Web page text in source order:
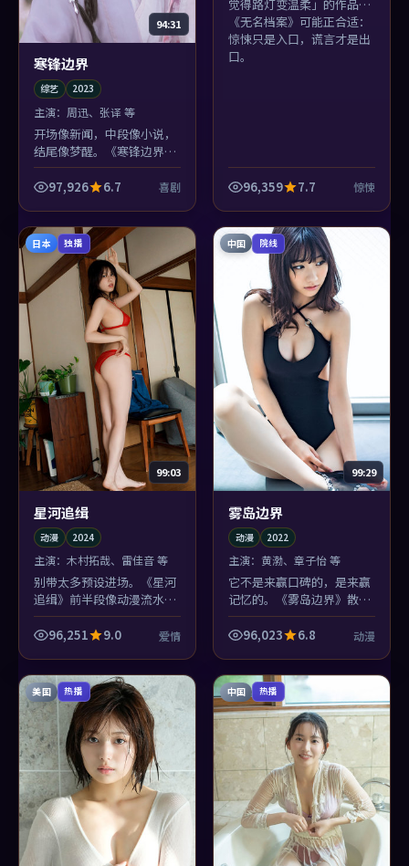
94:31
寒锋边界
综艺 2023
主演： 周迅、张译 等
开场像新闻，中段像小说，
结尾像梦醒。《寒锋边界》
三段式气质不统一？不，这
正是陈凯歌想制造的失重。
97,926 6.7 喜剧
觉得路灯变温柔」的作品，
《无名档案》可能正合适：
惊悚只是入口，谎言才是出
口。
96,359 7.7 惊悚
日本 独播
99:03
星河追缉
动漫 2024
主演： 木村拓哉、雷佳音 等
别带太多预设进场。《星河
追缉》前半段像动漫流水
账，后半段突然把镜头对准
观众席——林超贤在问你：
96,251 9.0 爱情
中国 院线
99:29
雾岛边界
动漫 2022
主演：黄渤、章子怡 等
它不是来赢口碑的，是来赢
记忆的。《雾岛边界》散场
后你会忘记几个桥段，但忘
不掉边境小镇那场雨的味道
96,023 6.8 动漫
美国 热播 中国 热播